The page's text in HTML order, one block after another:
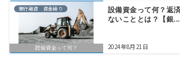
銀行融資 資金繰り
設備資金って何？返
ないこととは？【銀...
2024年8月21日